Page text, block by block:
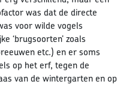
was dat de directe
voor wilde vogels
‘brugsoorten’ zoals
etc.) en er soms
op het erf, tegen de
van de wintergarten en op